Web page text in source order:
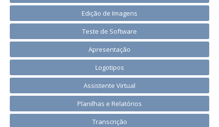
Edição de Imagens
Teste de Software
Apresentação
Logotipos
Assistente Virtual
Planilhas e Relatórios
Transcrição